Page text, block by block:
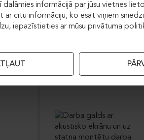
informācijā par jūsu vietnes
ar citu informāciju, ko esat viņiem
iepazīstieties ar mūsu privātuma